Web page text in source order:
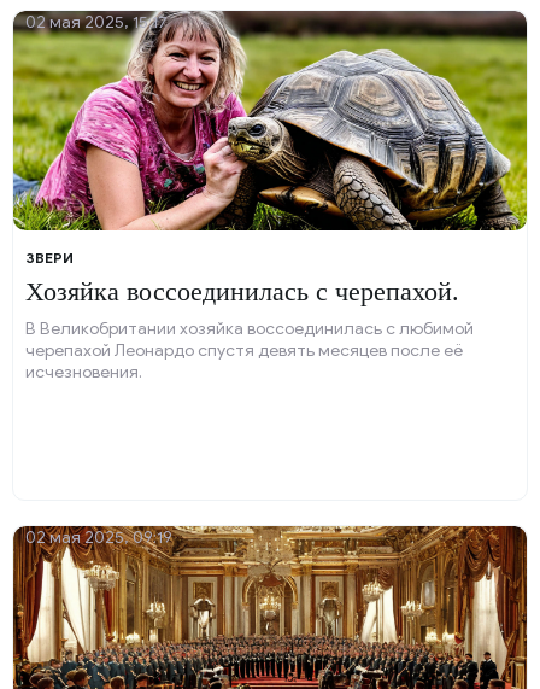
ЗВЕРИ
Хозяйка воссоединилась с черепахой.
В Великобритании хозяйка воссоединилась с любимой
черепахой Леонардо спустя девять месяцев после её
исчезновения.
02 мая 2025, 15:17
02 мая 2025, 09:19